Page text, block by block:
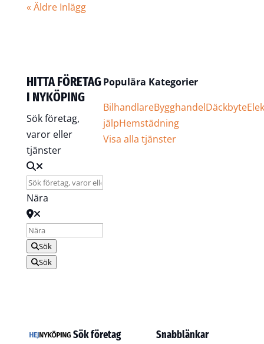
« Äldre Inlägg
HITTA FÖRETAG
I NYKÖPING
Sök företag,
varor eller
tjänster
Nära
Sök
Sök
Populära Kategorier
BilhandlareBygghandelDäckbyte
jälpHemstädning
Visa alla tjänster
Sök företag
Snabblänkar